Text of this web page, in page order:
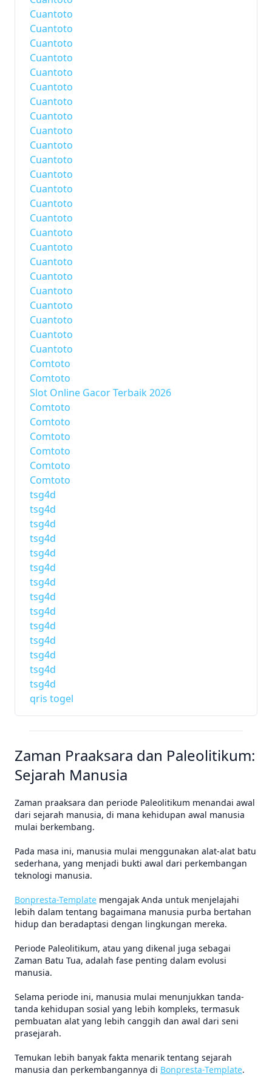
Cuantoto
Cuantoto
Cuantoto
Cuantoto
Cuantoto
Cuantoto
Cuantoto
Cuantoto
Cuantoto
Cuantoto
Cuantoto
Cuantoto
Cuantoto
Cuantoto
Cuantoto
Cuantoto
Cuantoto
Cuantoto
Cuantoto
Cuantoto
Cuantoto
Cuantoto
Cuantoto
Cuantoto
Comtoto
Comtoto
Slot Online Gacor Terbaik 2026
Comtoto
Comtoto
Comtoto
Comtoto
Comtoto
Comtoto
tsg4d
tsg4d
tsg4d
tsg4d
tsg4d
tsg4d
tsg4d
tsg4d
tsg4d
tsg4d
tsg4d
tsg4d
tsg4d
tsg4d
qris togel
Zaman Praaksara dan Paleolitikum:
Sejarah Manusia
Zaman praaksara dan periode Paleolitikum menandai awal
dari sejarah manusia, di mana kehidupan awal manusia
mulai berkembang.
Pada masa ini, manusia mulai menggunakan alat-alat batu
sederhana, yang menjadi bukti awal dari perkembangan
teknologi manusia.
Bonpresta-Template mengajak Anda untuk menjelajahi
lebih dalam tentang bagaimana manusia purba bertahan
hidup dan beradaptasi dengan lingkungan mereka.
Periode Paleolitikum, atau yang dikenal juga sebagai
Zaman Batu Tua, adalah fase penting dalam evolusi
manusia.
Selama periode ini, manusia mulai menunjukkan tanda-
tanda kehidupan sosial yang lebih kompleks, termasuk
pembuatan alat yang lebih canggih dan awal dari seni
prasejarah.
Temukan lebih banyak fakta menarik tentang sejarah
manusia dan perkembangannya di Bonpresta-Template.